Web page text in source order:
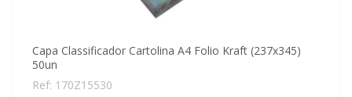
Capa Classificador Cartolina A4 Folio Kraft (237x345)
50un
Ref: 170Z15530